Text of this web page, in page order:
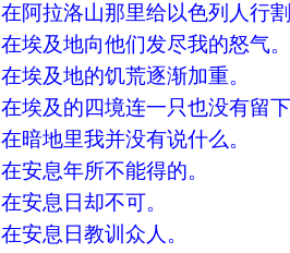
在阿拉洛山那里给以色列人行割
在埃及地向他们发尽我的怒气。
在埃及地的饥荒逐渐加重。
在埃及的四境连一只也没有留下
在暗地里我并没有说什么。
在安息年所不能得的。
在安息日却不可。
在安息日教训众人。